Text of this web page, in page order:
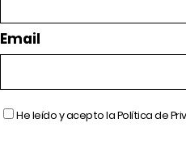
Email
He leído y acepto laPolítica de